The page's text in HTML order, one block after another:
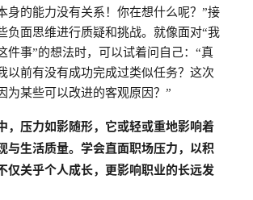
身的能力没有关系！你在想什么呢？”接
负面思维进行质疑和挑战。就像面对“我
件事”的想法时，可以试着问自己：“真
以前有没有成功完成过类似任务？这次
为某些可以改进的客观原因？”
，压力如影随形，它或轻或重地影响着
与生活质量。学会直面职场压力，以积
仅关乎个人成长，更影响职业的长远发